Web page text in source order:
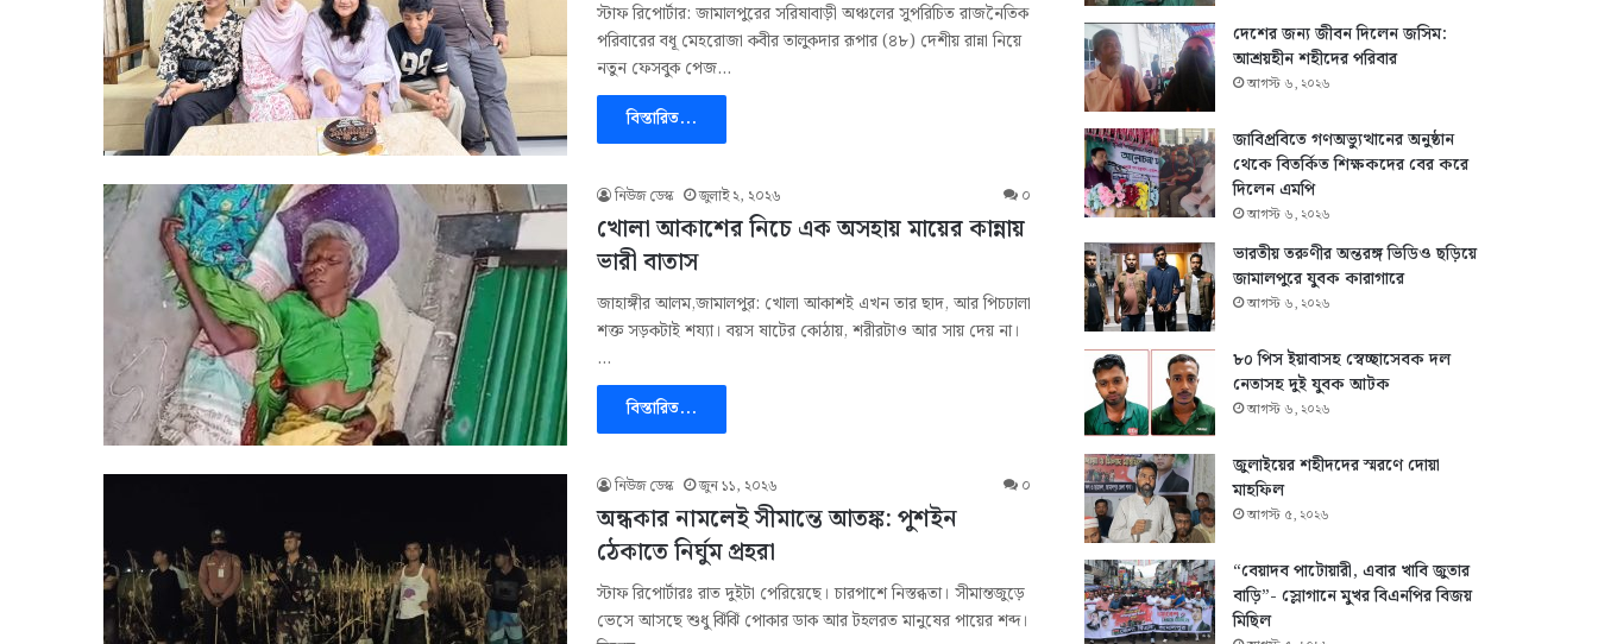
স্টাফ রিপোর্টার: জামালপুরের সরিষাবাড়ী অঞ্চলের সুপরিচিত রাজনৈতিক
পরিবারের বধূ মেহরোজা কবীর তালুকদার রূপার (৪৮) দেশীয় রান্না নিয়ে
নতুন ফেসবুক পেজ…
বিস্তারিত...
নিউজ ডেস্ক জুলাই ২, ২০২৬ ০
খোলা আকাশের নিচে এক অসহায় মায়ের কান্নায়
ভারী বাতাস
জাহাঙ্গীর আলম,জামালপুর: খোলা আকাশই এখন তার ছাদ, আর পিচঢালা
শক্ত সড়কটাই শয্যা। বয়স ষাটের কোঠায়, শরীরটাও আর সায় দেয় না।
…
বিস্তারিত...
নিউজ ডেস্ক জুন ১১, ২০২৬ ০
অন্ধকার নামলেই সীমান্তে আতঙ্ক: পুশইন
ঠেকাতে নির্ঘুম প্রহরা
স্টাফ রিপোর্টারঃ রাত দুইটা পেরিয়েছে। চারপাশে নিস্তব্ধতা। সীমান্তজুড়ে
ভেসে আসছে শুধু ঝিঁঝিঁ পোকার ডাক আর টহলরত মানুষের পায়ের শব্দ।
দেশের জন্য জীবন দিলেন জসিম:
আশ্রয়হীন শহীদের পরিবার
আগস্ট ৬, ২০২৬
জাবিপ্রবিতে গণঅভ্যুত্থানের অনুষ্ঠান
থেকে বিতর্কিত শিক্ষকদের বের করে
দিলেন এমপি
আগস্ট ৬, ২০২৬
ভারতীয় তরুণীর অন্তরঙ্গ ভিডিও ছড়িয়ে
জামালপুরে যুবক কারাগারে
আগস্ট ৬, ২০২৬
৮০ পিস ইয়াবাসহ স্বেচ্ছাসেবক দল
নেতাসহ দুই যুবক আটক
আগস্ট ৬, ২০২৬
জুলাইয়ের শহীদদের স্মরণে দোয়া
মাহফিল
আগস্ট ৫, ২০২৬
“বেয়াদব পাটোয়ারী, এবার খাবি জুতার
বাড়ি”- স্লোগানে মুখর বিএনপির বিজয়
মিছিল